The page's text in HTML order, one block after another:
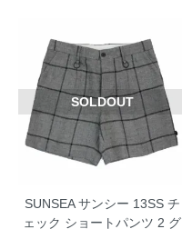
SOLDOUT
SUNSEA サンシー 13SS チ
ェック ショートパンツ 2 グ